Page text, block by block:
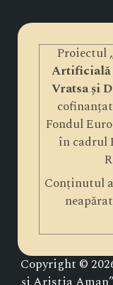
Proiectul
Vratsa și
Fondul
în cadrul
Conținutul
Copyright ©